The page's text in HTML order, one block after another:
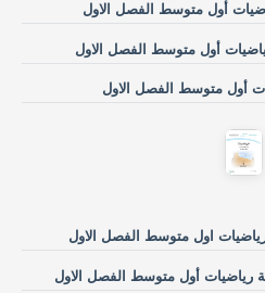
أول متوسط الفصل الاول
أول متوسط الفصل الاول
أول متوسط الفصل الاول
اول متوسط الفصل الاول
رياضيات أول متوسط الفصل الاول